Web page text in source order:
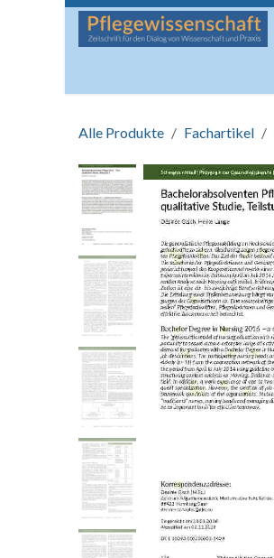
Zum Inhalt springen
Alle Produkte Fachartikel